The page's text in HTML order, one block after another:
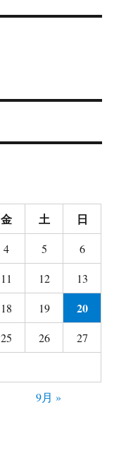
金 土 日
4 5
6
11 12
13
18 19
20
25 26 27
9月 »